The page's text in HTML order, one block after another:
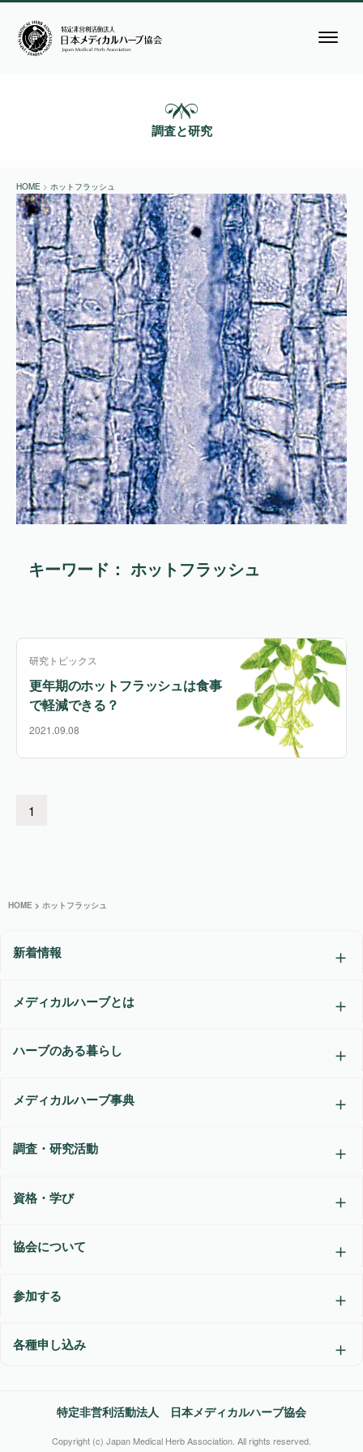
調査と研究
HOME > ホットフラッシュ
キーワード： ホットフラッシュ
研究トピックス
更年期のホットフラッシュは食事
で軽減できる？
2021.09.08
1
HOME > ホットフラッシュ
新着情報
メディカルハーブとは
ハーブのある暮らし
メディカルハーブ事典
調査・研究活動
資格・学び
協会について
参加する
各種申し込み
特定非営利活動法人 日本メディカルハーブ協会
Copyright (c) Japan Medical Herb Association. All rights reserved.